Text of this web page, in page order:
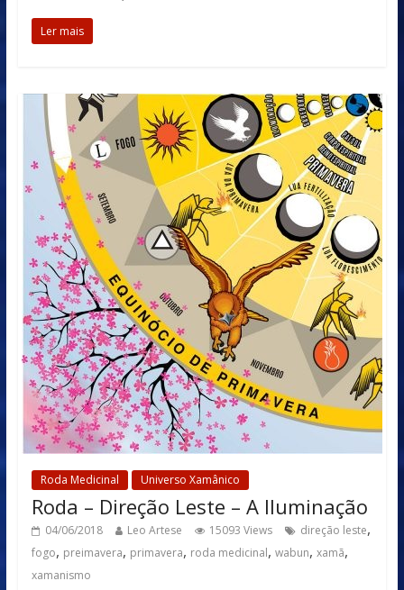
Ler mais
Roda Medicinal Universo Xamânico
Roda – Direção Leste – A Iluminação
04/06/2018 Leo Artese 15093 Views direção leste,
fogo, preimavera, primavera, roda medicinal, wabun, xamã,
xamanismo